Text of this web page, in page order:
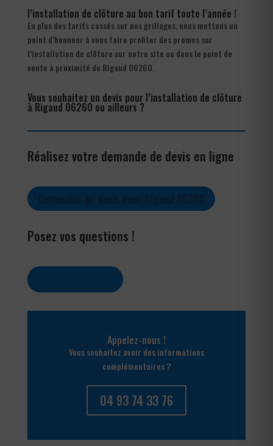
l’installation de clôture au bon tarif toute l’année !
En plus des tarifs cassés sur nos grillages, nous mettons un
point d’honneur à vous faire profiter des promos sur
l’installation de clôture sur notre site ou dans le point de
vente à proximité de Rigaud 06260.
Vous souhaitez un devis pour l’installation de clôture
à Rigaud 06260 ou ailleurs ?
Réalisez votre demande de devis en ligne
Posez vos questions !
Appelez-nous !
Vous souhaitez avoir des informations
complémentaires ?
04 93 74 33 76